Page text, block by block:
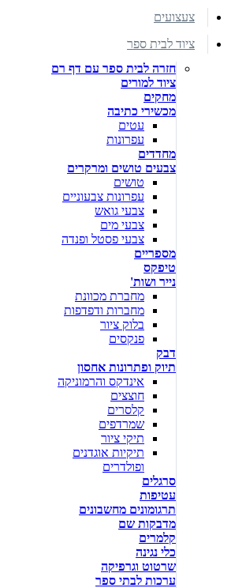
צעצועים
ציוד לבית ספר
חזרה לבית ספר עם דף רם
ציוד למורים
מחקים
מכשירי כתיבה
עטים
עפרונות
מחדדים
צבעים טושים ומרקרים
טושים
עפרונות צבעוניים
צבעי גואש
צבעי מים
צבעי פסטל ופנדה
מספריים
טיפקס
נייר ושות'
מחברת מכוונת
מחברות ודפדפות
בלוק ציור
פנקסים
דבק
תיוק ופתרונות אחסון
אינדקס והרמוניקה
חוצצים
קלסרים
שמרדפים
תיקי ציור
תיקיות אוגדנים
ופולדרים
סרגלים
עטיפות
תרגומונים מחשבונים
מדבקות שם
קלמרים
כלי נגינה
שרטוט וגרפיקה
ערכות לבתי ספר